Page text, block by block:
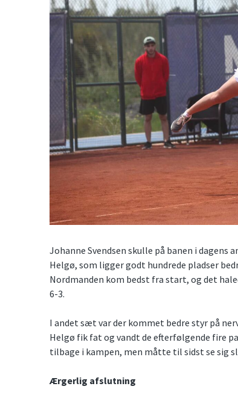
Johanne Svendsen skulle på banen i dagens
Helgø, som ligger godt hundrede pladser
Nordmanden kom bedst fra start, og det
6-3.
I andet sæt var der kommet bedre styr på
Helgø fik fat og vandt de efterfølgende fire
tilbage i kampen, men måtte til sidst se sig
Ærgerlig afslutning